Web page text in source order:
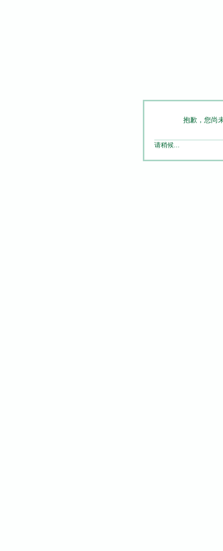
抱歉，您尚
请稍候...